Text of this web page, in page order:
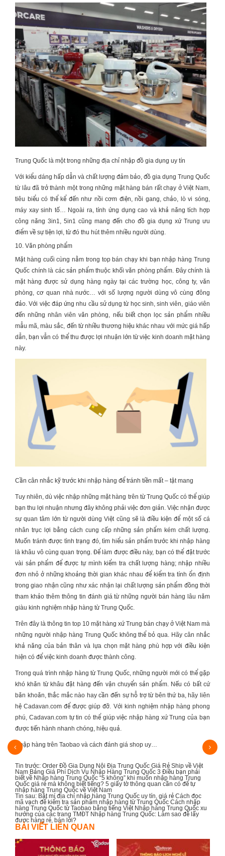
Trung Quốc là một trong những địa chỉ nhập đồ gia dụng uy tín
Với kiểu dáng hấp dẫn và chất lượng đảm bảo, đồ gia dụng Trung Quốc
từ lâu đã trở thành một trong những mặt hàng bán rất chạy ở Việt Nam,
tiêu biểu có thể kể đến như nồi cơm điện, nồi gang, chảo, lò vi sóng,
máy xay sinh tố… Ngoài ra, tính ứng dụng cao và khả năng tích hợp
công năng 3in1, 5in1 cũng mang đến cho đồ gia dụng xứ Trung ưu
điểm về sự tiện lợi, từ đó thu hút thêm nhiều người dùng.
10. Văn phòng phẩm
Mặt hàng cuối cùng nằm trong top bán chạy khi bạnnhập hàng Trung
Quốc chính là các sản phẩm thuộc khối văn phòng phẩm. Đây chính là
mặt hàng được sử dụng hàng ngày tại các trường học, công ty, văn
phòng, cơ quan nhà nước… với số lượng người dùng vô cùng đông
đảo. Với việc đáp ứng nhu cầu sử dụng từ học sinh, sinh viên, giáo viên
đến những nhân viên văn phòng, nếu biết chọn lọc sản phẩm nhiều
mẫu mã, màu sắc, đến từ nhiều thương hiệu khác nhau với mức giá hấp
dẫn, bạn vẫn có thể thu được lợi nhuận lớn từ việc kinh doanh mặt hàng
này.
Cần cân nhắc kỹ trước khi nhập hàng để tránh tiền mất – tật mang
Tuy nhiên, dù việc nhập những mặt hàng trên từ Trung Quốc có thể giúp
bạn thu lợi nhuận nhưng đây không phải việc đơn giản. Việc nhận được
sự quan tâm lớn từ người dùng Việt cũng sẽ là điều kiện để một số cá
nhân trục lợi bằng cách cung cấp những sản phẩm kém chất lượng.
Muốn tránh được tình trạng đó, tìm hiểu sản phẩm trước khi nhập hàng
là khâu vô cùng quan trọng. Để làm được điều này, bạn có thể đặt trước
vài sản phẩm để được tự mình kiểm tra chất lượng hàng; nhập nhiều
đơn nhỏ ở những khoảng thời gian khác nhau để kiểm tra tính ổn định
trong giao nhận cũng như xác nhận lại chất lượng sản phẩm đồng thời
tham khảo thêm thông tin đánh giá từ những người bán hàng lâu năm
giàu kinh nghiệm nhập hàng từ Trung Quốc.
Trên đây là thông tin top 10 mặt hàng xứ Trung bán chạy ở Việt Nam mà
những người nhập hàng Trung Quốckhông thể bỏ qua. Hãy cân nhắc
khả năng của bản thân và lựa chọn mặt hàng phù hợp với điều kiện
hiện có để việc kinh doanh được thành công.
Trong quá trình nhập hàng từ Trung Quốc, những người mới có thể gặp
khó khăn từ khâu đặt hàng đến vận chuyển sản phẩm. Nếu có bất cứ
băn khoăn, thắc mắc nào hay cần đến sự hỗ trợ từ bên thứ ba, hãy liên
hệ Cadavan.com để được giúp đỡ. Với kinh nghiệm nhập hàng phong
phú, Cadavan.com tự tin có thể giúp việc nhập hàng xứ Trung của bạn
được tiến hành nhanh chóng, hiệu quả.
Nhập hàng trên Taobao và cách đánh giá shop uy…
Tin trước: Order Đồ Gia Dụng Nội Địa Trung Quốc Giá Rẻ Ship về Việt
Nam Bảng Giá Phí Dịch Vụ Nhập Hàng Trung Quốc 3 Điều bạn phải
biết về Nhập hàng Trung Quốc “5 không” khi muốn nhập hàng Trung
Quốc giá rẻ mà không biết tiếng? 5 giấy tờ thông quan cần có để tự
nhập hàng Trung Quốc về Việt Nam
Tin sau: Bật mí địa chỉ nhập hàng Trung Quốc uy tín, giá rẻ Cách đọc
mã vạch để kiểm tra sản phẩm nhập hàng từ Trung Quốc Cách nhập
hàng Trung Quốc từ Taobao bằng tiếng Việt Nhập hàng Trung Quốc xu
hướng của các trang TMĐT Nhập hàng Trung Quốc: Làm sao để lấy
được hàng rẻ, bán lời?
BÀI VIẾT LIÊN QUAN